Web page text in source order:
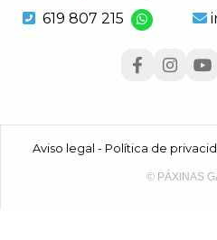
619 807 215
Aviso legal - Política de
© PÁXINAS